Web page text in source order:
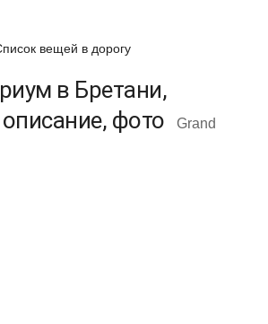
вещей в дорогу
в Бретани,
фото
Grand